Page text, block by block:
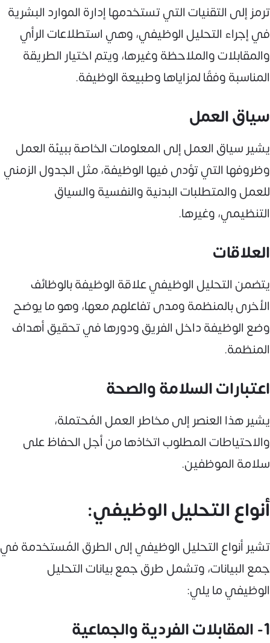
ترمز إلى التقنيات التي تستخدمها إدارة الموارد البشرية
في إجراء التحليل الوظيفي، وهي استطلاعات الرأي
والمقابلات والملاحظة وغيرها، ويتم اختيار الطريقة
المناسبة وفقًا لمزاياها وطبيعة الوظيفة.
سياق العمل
يشير سياق العمل إلى المعلومات الخاصة ببيئة العمل
وظروفها التي تؤدى فيها الوظيفة، مثل الجدول الزمني
للعمل والمتطلبات البدنية والنفسية والسياق
التنظيمي، وغيرها.
العلاقات
يتضمن التحليل الوظيفي علاقة الوظيفة بالوظائف
الأخرى بالمنظمة ومدى تفاعلهم معها، وهو ما يوضح
وضع الوظيفة داخل الفريق ودورها في تحقيق أهداف
المنظمة.
اعتبارات السلامة والصحة
يشير هذا العنصر إلى مخاطر العمل المُحتملة،
والاحتياطات المطلوب اتخاذها من أجل الحفاظ على
سلامة الموظفين.
أنواع التحليل الوظيفي:
تشير أنواع التحليل الوظيفي إلى الطرق المُستخدمة في
جمع البيانات، وتشمل طرق جمع بيانات التحليل
الوظيفي ما يلي:
1- المقابلات الفردية والجماعية